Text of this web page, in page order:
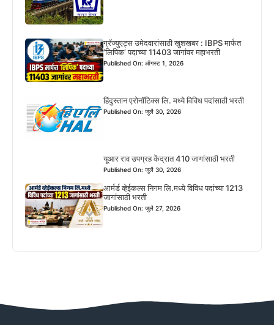
ग्रॅज्युएट्स उमेदवारांसाठी खुशखबर : IBPS मार्फत
‘लिपिक’ पदाच्या 11403 जागांवर महाभरती
Published On: ऑगस्ट 1, 2026
हिंदुस्तान एरोनॉटिक्स लि. मध्ये विविध पदांसाठी भरती
Published On: जुलै 30, 2026
यूआर राव उपग्रह केंद्रात 410 जागांसाठी भरती
Published On: जुलै 30, 2026
आर्मर्ड व्हेईकल्स निगम लि.मध्ये विविध पदांच्या 1213
जागांसाठी भरती
Published On: जुलै 27, 2026